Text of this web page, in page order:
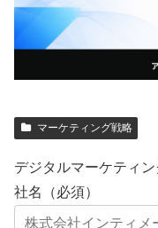
マーケティング戦略
デジタルマーケティ
社名（必須）